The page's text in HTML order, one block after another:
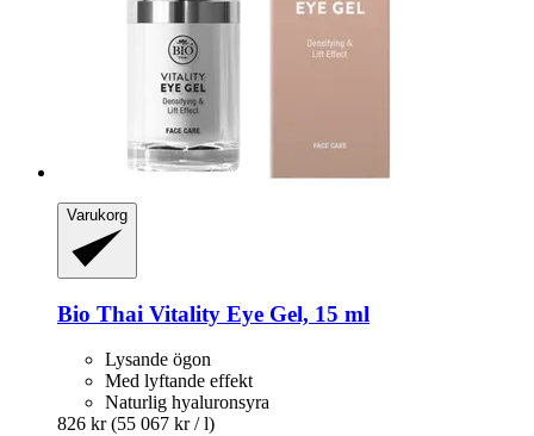
Varukorg
Bio Thai Vitality Eye Gel, 15 ml
Lysande ögon
Med lyftande effekt
Naturlig hyaluronsyra
826 kr (55 067 kr / l)